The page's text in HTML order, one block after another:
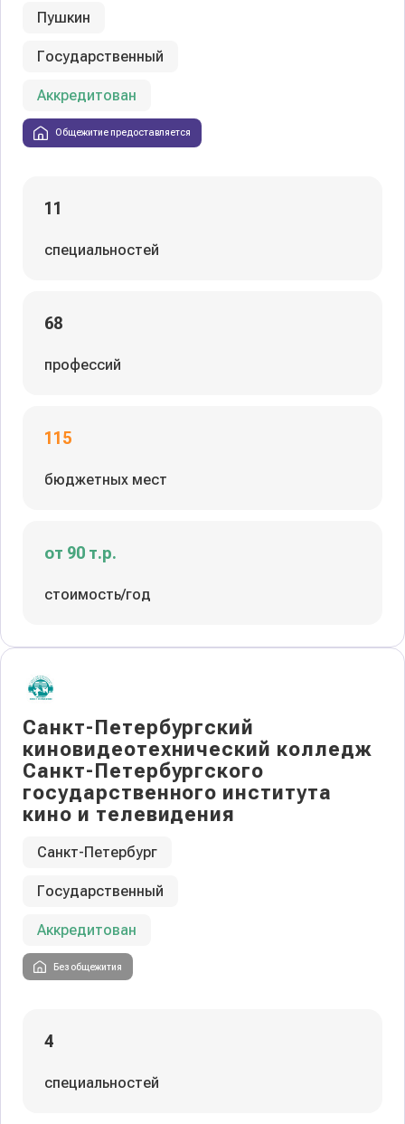
Пушкин
Государственный
Аккредитован
Общежитие предоставляется
11
специальностей
68
профессий
115
бюджетных мест
от 90 т.р.
стоимость/год
Санкт-Петербургский
киновидеотехнический колледж
Санкт-Петербургского
государственного института
кино и телевидения
Санкт-Петербург
Государственный
Аккредитован
Без общежития
4
специальностей